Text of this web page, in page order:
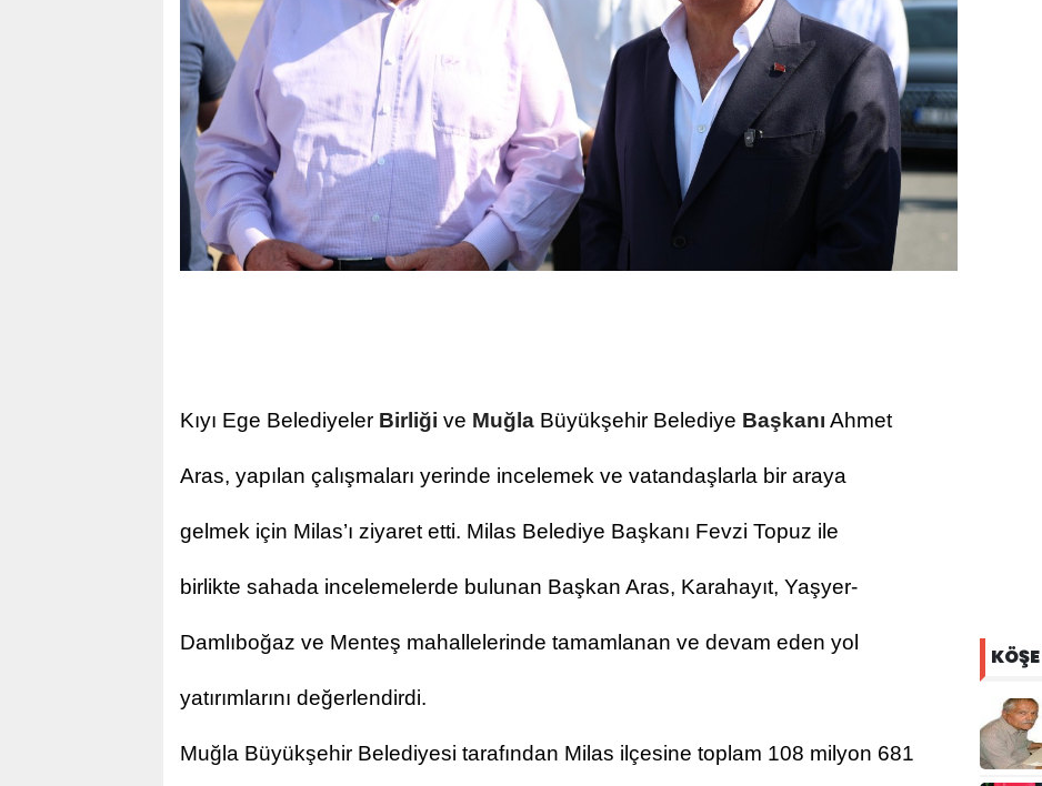
Kıyı Ege Belediyeler Birliği ve Muğla Büyükşehir Belediye Başkanı Ahmet
Aras, yapılan çalışmaları yerinde incelemek ve vatandaşlarla bir araya
gelmek için Milas’ı ziyaret etti. Milas Belediye Başkanı Fevzi Topuz ile
birlikte sahada incelemelerde bulunan Başkan Aras, Karahayıt, Yaşyer-
Damlıboğaz ve Menteş mahallelerinde tamamlanan ve devam eden yol
yatırımlarını değerlendirdi.
Muğla Büyükşehir Belediyesi tarafından Milas ilçesine toplam 108 milyon 681
KÖŞE